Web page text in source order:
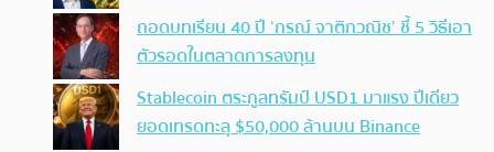
ถอดบทเรียน 40 ปี ‘กรณ์ จาติกวณิช’ ชี้ 5 วิธีเอา
ตัวรอดในตลาดการลงทุน
Stablecoin ตระกูลทรัมป์ USD1 มาแรง ปีเดียว
ยอดเทรดทะลุ $50,000 ล้านบน Binance